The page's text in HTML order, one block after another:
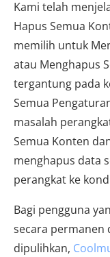
Kami telah
Hapus Semua
memilih untuk
atau Menghapus
tergantung pada
Semua
masalah
Semua Konten
menghapus data
perangkat ke
Bagi pengguna
secara permanen
dipulihkan,